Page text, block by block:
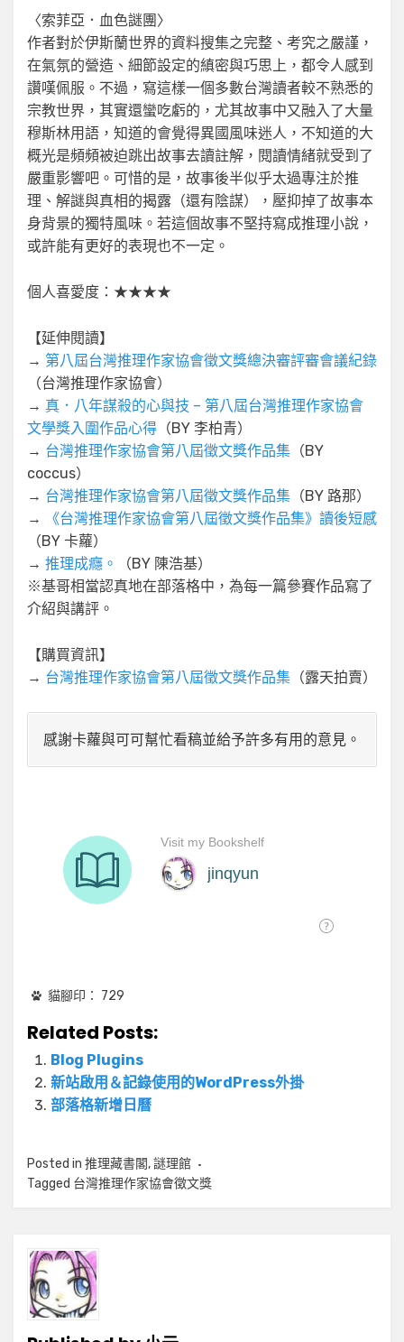
〈索菲亞．血色謎團〉
作者對於伊斯蘭世界的資料搜集之完整、考究之嚴謹，
在氣氛的營造、細節設定的縝密與巧思上，都令人感到
讚嘆佩服。不過，寫這樣一個多數台灣讀者較不熟悉的
宗教世界，其實還蠻吃虧的，尤其故事中又融入了大量
穆斯林用語，知道的會覺得異國風味迷人，不知道的大
概光是頻頻被迫跳出故事去讀註解，閱讀情緒就受到了
嚴重影響吧。可惜的是，故事後半似乎太過專注於推
理、解謎與真相的揭露（還有陰謀），壓抑掉了故事本
身背景的獨特風味。若這個故事不堅持寫成推理小說，
或許能有更好的表現也不一定。
個人喜愛度：★★★★
【延伸閱讀】
→ 第八屆台灣推理作家協會徵文獎總決審評審會議紀錄
（台灣推理作家協會）
→ 真．八年謀殺的心與技 – 第八屆台灣推理作家協會
文學獎入圍作品心得 （BY 李柏青）
→ 台灣推理作家協會第八屆徵文獎作品集 （BY
coccus）
→ 台灣推理作家協會第八屆徵文獎作品集 （BY 路那）
→
《台灣推理作家協會第八屆徵文獎作品集》讀後短感
（BY 卡蘿）
→ 推理成癮。
（BY 陳浩基）
※基哥相當認真地在部落格中，為每一篇參賽作品寫了
介紹與講評。
【購買資訊】
→ 台灣推理作家協會第八屆徵文獎作品集 （露天拍賣）
感謝卡蘿與可可幫忙看稿並給予許多有用的意見。
貓腳印： 729
Related Posts:
Blog Plugins
新站啟用＆記錄使用的WordPress外掛
部落格新增日曆
Posted in 推理藏書閣,謎理館
Tagged 台灣推理作家協會徵文獎